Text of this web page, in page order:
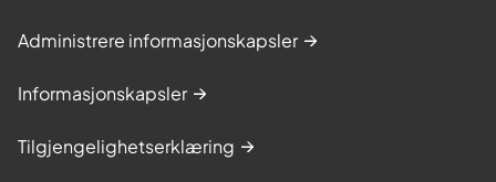
Administrere informasjonskapsler
Informasjonskapsler
Tilgjengelighetserklæring